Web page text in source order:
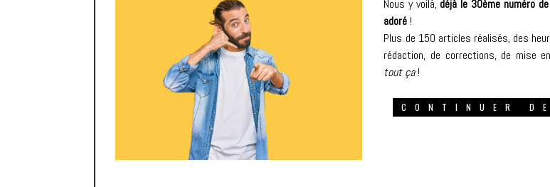
Nous y voilà, déjà le 30ème numéro
adoré !
Plus de 150 articles réalisés, des
rédaction, de corrections, de mise
tout ça!
CONTINUER